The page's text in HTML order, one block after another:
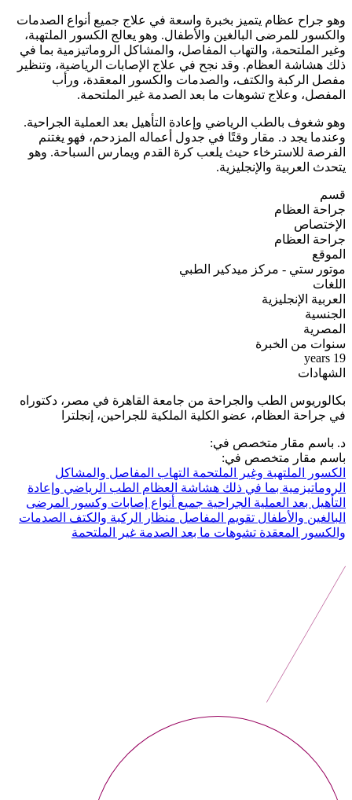
وهو جراح عظام يتميز بخبرة واسعة في علاج جميع أنواع الصدمات
والكسور للمرضى البالغين والأطفال. وهو يعالج الكسور الملتهبة،
وغير الملتحمة، والتهاب المفاصل، والمشاكل الروماتيزمية بما في
ذلك هشاشة العظام. وقد نجح في علاج الإصابات الرياضية، وتنظير
مفصل الركبة والكتف، والصدمات والكسور المعقدة، ورأب
المفصل، وعلاج تشوهات ما بعد الصدمة غير الملتحمة.
وهو شغوف بالطب الرياضي وإعادة التأهيل بعد العملية الجراحية.
وعندما يجد د. مقار وقتًا في جدول أعماله المزدحم، فهو يغتنم
الفرصة للاسترخاء حيث يلعب كرة القدم ويمارس السباحة. وهو
يتحدث العربية والإنجليزية.
قسم
جراحة العظام
الإختصاص
جراحة العظام
الموقع
موتور ستي - مركز ميدكير الطبي
اللغات
العربية الإنجليزية
الجنسية
المصرية
سنوات من الخبرة
19 years
الشهادات
بكالوريوس الطب والجراحة من جامعة القاهرة في مصر، دكتوراه
في جراحة العظام، عضو الكلية الملكية للجراحين، إنجلترا
د. باسم مقار متخصص في:
باسم مقار متخصص في:
الكسور الملتهبة وغير الملتحمة التهاب المفاصل والمشاكل
الروماتيزمية بما في ذلك هشاشة العظام الطب الرياضي وإعادة
التأهيل بعد العملية الجراحية جميع أنواع إصابات وكسور المرضى
البالغين والأطفال تقويم المفاصل منظار الركبة والكتف الصدمات
والكسور المعقدة تشوهات ما بعد الصدمة غير الملتحمة